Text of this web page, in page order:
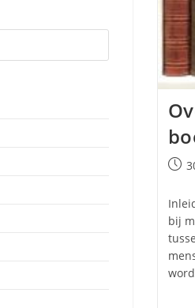
op:
bij
op